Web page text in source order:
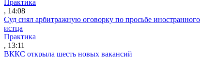
Практика
, 14:08
Суд снял арбитражную оговорку по просьбе иностранного
истца
Практика
, 13:11
ВККС открыла шесть новых вакансий